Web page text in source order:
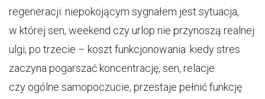
regeneracji: niepokojącym sygnałem jest sytuacja,
w której sen, weekend czy urlop nie przynoszą realnej
ulgi; po trzecie – koszt funkcjonowania: kiedy stres
zaczyna pogarszać koncentrację, sen, relacje
czy ogólne samopoczucie, przestaje pełnić funkcję